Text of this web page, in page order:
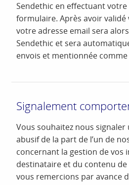
Sendethic en effectuant
formulaire. Après avoir
votre adresse email sera
Sendethic et sera
envois et mentionnée
Signalement
Vous souhaitez nous
abusif de la part de l’un de
concernant la gestion de vos
destinataire et du contenu de
vous remercions par avance